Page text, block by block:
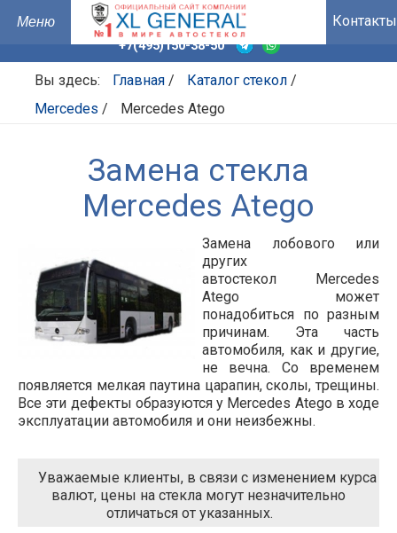
Контакты
+7(495)150-38-50
Вы здесь: Главная / Каталог стекол /
Mercedes / Mercedes Atego
Замена стекла
Mercedes Atego
Замена лобового или
других
автостекол Mercedes
Atego может
понадобиться по разным
причинам. Эта часть
автомобиля, как и другие,
не вечна. Со временем
появляется мелкая паутина царапин, сколы, трещины.
Все эти дефекты образуются у Mercedes Atego в ходе
эксплуатации автомобиля и они неизбежны.
Уважаемые клиенты, в связи с изменением курса
валют, цены на стекла могут незначительно
отличаться от указанных.